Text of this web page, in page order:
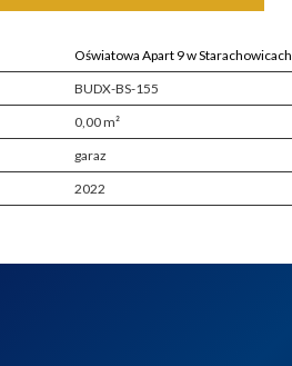
Oświatowa Apart 9 w Starachowicach
BUDX-BS-155
0,00 m²
garaz
2022